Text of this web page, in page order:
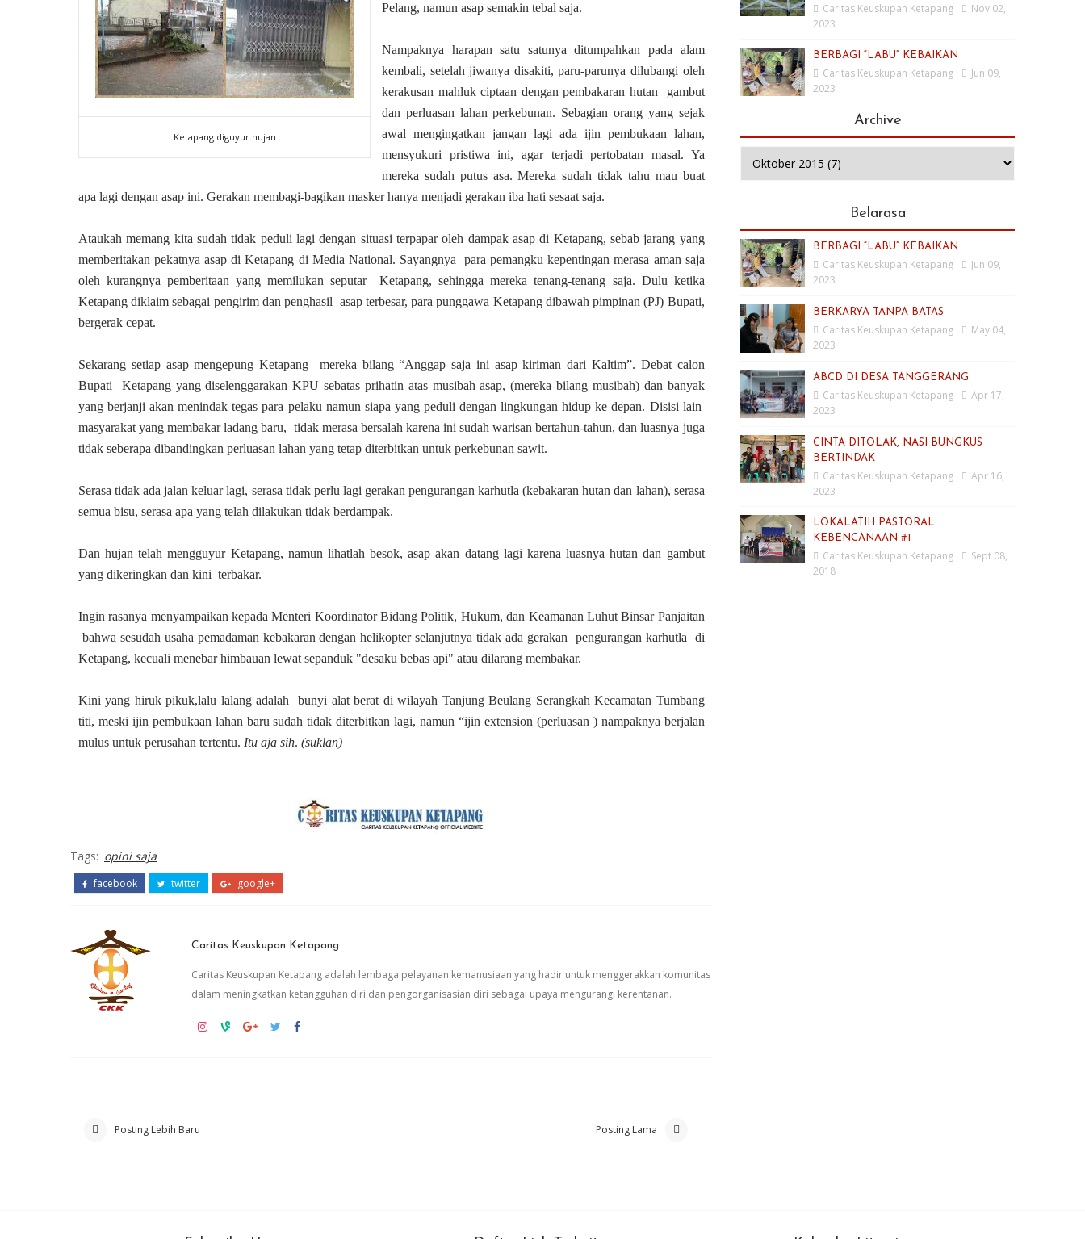
Ketapang diguyur hujan
Pelang, namun asap semakin tebal saja.
Nampaknya harapan satu satunya ditumpahkan pada alam
kembali, setelah jiwanya disakiti, paru-parunya dilubangi oleh
kerakusan mahluk ciptaan dengan pembakaran hutan gambut
dan perluasan lahan perkebunan. Sebagian orang yang sejak
awal mengingatkan jangan lagi ada ijin pembukaan lahan,
mensyukuri pristiwa ini, agar terjadi pertobatan masal. Ya
mereka sudah putus asa. Mereka sudah tidak tahu mau buat
apa lagi dengan asap ini. Gerakan membagi-bagikan masker hanya menjadi gerakan iba hati sesaat saja.
Ataukah memang kita sudah tidak peduli lagi dengan situasi terpapar oleh dampak asap di Ketapang, sebab jarang yang
memberitakan pekatnya asap di Ketapang di Media National. Sayangnya
para pemangku kepentingan merasa aman saja
oleh kurangnya pemberitaan yang memilukan seputar Ketapang, sehingga mereka tenang-tenang saja. Dulu ketika
Ketapang diklaim sebagai pengirim dan penghasil asap terbesar, para punggawa Ketapang dibawah pimpinan (PJ) Bupati,
bergerak cepat.
Sekarang setiap asap mengepung Ketapang
mereka bilang “Anggap saja ini asap kiriman dari Kaltim”. Debat calon
Bupati Ketapang yang diselenggarakan KPU sebatas prihatin atas musibah asap, (mereka bilang musibah) dan banyak
yang berjanji akan menindak tegas para pelaku namun siapa yang peduli dengan lingkungan hidup ke depan. Disisi lain
masyarakat yang membakar ladang baru, tidak merasa bersalah karena ini sudah warisan bertahun-tahun, dan luasnya juga
tidak seberapa dibandingkan perluasan lahan yang tetap diterbitkan untuk perkebunan sawit.
Serasa tidak ada jalan keluar lagi, serasa tidak perlu lagi gerakan pengurangan karhutla (kebakaran hutan dan lahan), serasa
semua bisu, serasa apa yang telah dilakukan tidak berdampak.
Dan hujan telah mengguyur Ketapang, namun lihatlah besok, asap akan datang lagi karena luasnya hutan dan gambut
yang dikeringkan dan kini terbakar.
Ingin rasanya menyampaikan kepada Menteri Koordinator Bidang Politik, Hukum, dan Keamanan Luhut Binsar Panjaitan
bahwa sesudah usaha pemadaman kebakaran dengan helikopter selanjutnya tidak ada gerakan
pengurangan karhutla di
Ketapang, kecuali menebar himbauan lewat sepanduk "desaku bebas api" atau dilarang membakar.
Kini yang hiruk pikuk,lalu lalang adalah bunyi alat berat di wilayah Tanjung Beulang Serangkah Kecamatan Tumbang
titi, meski ijin pembukaan lahan baru sudah tidak diterbitkan lagi, namun “ijin extension (perluasan ) nampaknya berjalan
mulus untuk perusahan tertentu. Itu aja sih. (suklan)
Tags: opini saja
facebook twitter google+
Caritas Keuskupan Ketapang
Caritas Keuskupan Ketapang adalah lembaga pelayanan kemanusiaan yang hadir untuk menggerakkan komunitas
dalam meningkatkan ketangguhan diri dan pengorganisasian diri sebagai upaya mengurangi kerentanan.
Posting Lebih Baru Posting Lama
Caritas Keuskupan Ketapang
Nov 02,
2023
BERBAGI “LABU” KEBAIKAN
Caritas Keuskupan Ketapang
Jun 09,
2023
Archive
Belarasa
BERBAGI “LABU” KEBAIKAN
Caritas Keuskupan Ketapang
Jun 09,
2023
BERKARYA TANPA BATAS
Caritas Keuskupan Ketapang
May 04,
2023
ABCD DI DESA TANGGERANG
Caritas Keuskupan Ketapang
Apr 17,
2023
CINTA DITOLAK, NASI BUNGKUS
BERTINDAK
Caritas Keuskupan Ketapang
Apr 16,
2023
LOKALATIH PASTORAL
KEBENCANAAN #1
Caritas Keuskupan Ketapang
Sept 08,
2018